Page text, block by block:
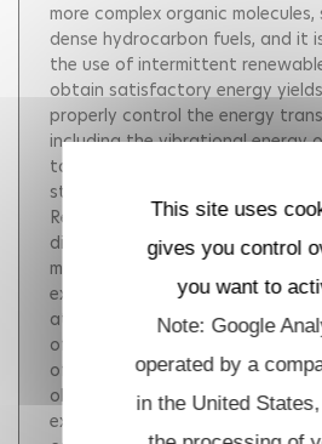
more complex organic
dense hydrocarbon fuels, and it
the use of intermittent
obtain satisfactory energy
properly control the energy
including the vibrational energy
to be beneficial for the CO2
stored in electronically excited
Recombination processes
dissociation products (the so-
must also be prevented.
extensive literature in the fields of
atmospheric entry plasmas or
of the basic mechanisms
of CO2 plasmas are still very
objective of this thesis is
experiments under sufficiently
This site uses
gives you control
you want to
Note: Google
operated by a
in the United